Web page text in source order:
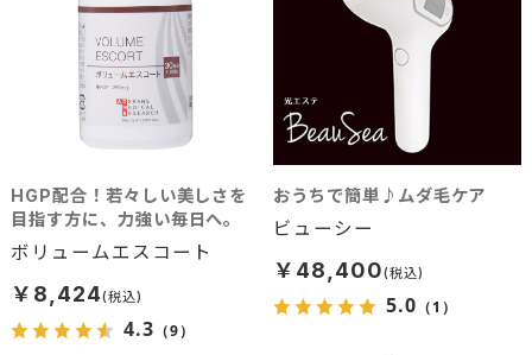
ボリュームエスコート
HGP配合！若々しい美しさを
目指す方に、力強い毎日へ。
￥8,424
4.3 （9）
ビューシー
おうちで簡単♪ムダ毛ケア
￥48,400
5.0 （1）